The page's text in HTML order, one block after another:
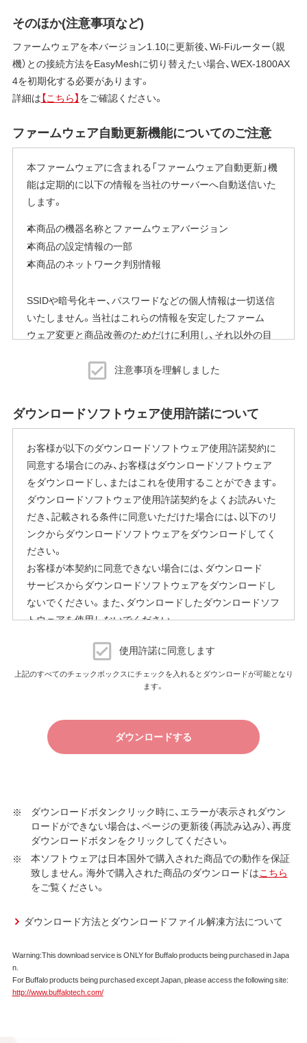
そのほか(注意事項など)
ファームウェアを本バージョン1.10に更新後、Wi-Fiルーター（親
機）との接続方法をEasyMeshに切り替えたい場合、WEX-1800AX
4を初期化する必要があります。
詳細は【こちら】をご確認ください。
ファームウェア自動更新機能についてのご注意
本ファームウェアに含まれる「ファームウェア自動更新」機
能は定期的に以下の情報を当社のサーバーへ自動送信いた
します。
本商品の機器名称とファームウェアバージョン
本商品の設定情報の一部
本商品のネットワーク判別情報
SSIDや暗号化キー、パスワードなどの個人情報は一切送信
いたしません。当社はこれらの情報を安定したファーム
ウェア変更と商品改善のためだけに利用し、それ以外の目
※本機能を停止する方法
完了後すぐにエアステーション設定ツールから商品本体の
設定画面を表示していただき、[管理]-[ファームウェア更新]
内の「ファームウェア自動更新機能」で"自動更新をしな
い"に変更することで停止いただけます。
設定画面の表示方法の詳細は、本商品に同梱の取扱説明書
または、当社ホームページに掲載の「エアステーション設定
ガイド」をご覧ください。
本機能にはその他に下記の注意事項がございます。
ファームウェア自動更新中はインターネットに接続できな
くなります。
従量制課金契約の場合は、ファームウェアダウンロードに
よる通信費用や、パケット通信量の超過による速度制限が
注意事項を理解しました
ダウンロードソフトウェア使用許諾について
お客様が以下のダウンロードソフトウェア使用許諾契約に
同意する場合にのみ、お客様はダウンロードソフトウェア
をダウンロードし、またはこれを使用することができます。
ダウンロードソフトウェア使用許諾契約をよくお読みいた
だき、記載される条件に同意いただけた場合には、以下のリ
ンクからダウンロードソフトウェアをダウンロードしてく
ださい。
お客様が本契約に同意できない場合には、ダウンロード
サービスからダウンロードソフトウェアをダウンロードし
ないでください。また、ダウンロードしたダウンロードソフ
トウェアを使用しないでください。
ダウンロードソフトウェア使用許諾契約
（株）バッファロー（以下、弊社といいます）は、お客様がダウ
ンロードソフトウェア使用許諾契約（以下、本契約といいま
ます）について弊社が保証契約に基づく修理を実施する際
の条件である保証契約約款、およびそれに含まれるソフト
ウェア（以下、添付ソフトウェアといいます）の使用許諾契
ア（ユーティリティ・ファームウェア・ドライバなど）を含み
以下、本ソフトウェアといいます）の使用を許諾いたしま
す。
第1条 使用許諾
弊社は、本契約に規定する条件で、本ソフトウェアの
本ソフトウェアは、著作権法その他の無体財産権に関
本ソフトウェアは、本契約に規定される条件のもとで
使用許諾するものであり、販売されるものではなく、
使用許諾に同意します
上記のすべてのチェックボックスにチェックを入れるとダウンロードが可能となり
ます。
ダウンロードする
ダウンロードボタンクリック時に、エラーが表示されダウン
ロードができない場合は、ページの更新後（再読み込み）、再度
ダウンロードボタンをクリックしてください。
本ソフトウェアは日本国外で購入された商品での動作を保証
致しません。海外で購入された商品のダウンロードはこちら
をご覧ください。
ダウンロード方法とダウンロードファイル解凍方法について
Warning:This download service is ONLY for Buffalo products being purchased in Japa
n.
For Buffalo products being purchased except Japan, please access the following site:
http://www.buffalotech.com/